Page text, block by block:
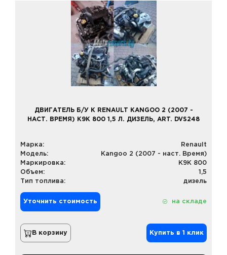
ДВИГАТЕЛЬ Б/У К RENAULT KANGOO 2 (2007 -
НАСТ. ВРЕМЯ) K9K 800 1,5 Л. ДИЗЕЛЬ, ART. DVS248
Марка:
Renault
Модель:
Kangoo 2 (2007 - наст. Время)
Маркировка:
K9K 800
Объем:
1,5
Тип топлива:
дизель
Уточнить стоимость на складе
В корзину Купить в 1 клик